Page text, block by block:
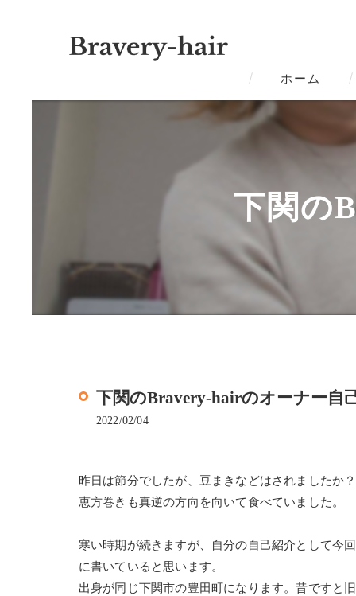
ホーム
下関の
下関のBravery-hairのオーナー自
2022/02/04
昨日は節分でしたが、豆まきなどはされましたか
恵方巻きも真逆の方向を向いて食べていました。
寒い時期が続きますが、自分の自己紹介として今
に書いていると思います。
出身が同じ下関市の豊田町になります。昔ですと